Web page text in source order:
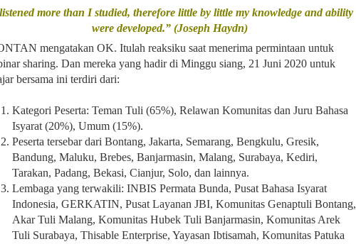
more than I studied, therefore little by little my knowledge and ability
were developed.” (Joseph Haydn)
mengatakan OK. Itulah reaksiku saat menerima permintaan untuk
sharing. Dan mereka yang hadir di Minggu siang, 21 Juni 2020 untuk
bersama ini terdiri dari:
Kategori Peserta: Teman Tuli (65%), Relawan Komunitas dan Juru Bahasa
Isyarat (20%), Umum (15%).
Peserta tersebar dari Bontang, Jakarta, Semarang, Bengkulu, Gresik,
Bandung, Maluku, Brebes, Banjarmasin, Malang, Surabaya, Kediri,
Tarakan, Padang, Bekasi, Cianjur, Solo, dan lainnya.
Lembaga yang terwakili: INBIS Permata Bunda, Pusat Bahasa Isyarat
Indonesia, GERKATIN, Pusat Layanan JBI, Komunitas Genaptuli Bontang,
Akar Tuli Malang, Komunitas Hubek Tuli Banjarmasin, Komunitas Arek
Tuli Surabaya, Thisable Enterprise, Yayasan Ibtisamah, Komunitas Patuka